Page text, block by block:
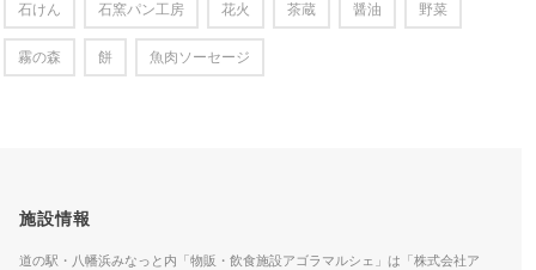
石けん 石窯パン工房 花火 茶蔵 醤油 野菜
霧の森 餅 魚肉ソーセージ
施設情報
道の駅・八幡浜みなっと内「物販・飲食施設アゴラマルシェ」は「株式会社ア